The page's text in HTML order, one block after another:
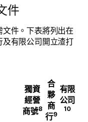
件
件。下表將列出在
有限公司開立渣打
獨資
經營
商號8
合
夥
商
行9
有限
公司
10